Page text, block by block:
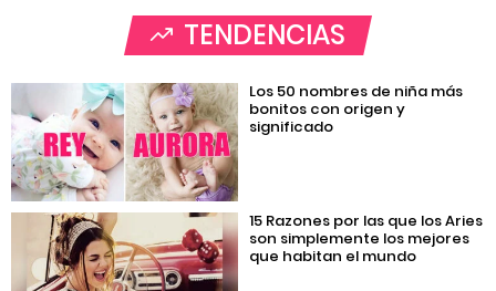
TENDENCIAS
Los 50 nombres de niña más
bonitos con origen y
significado
15 Razones por las que los Aries
son simplemente los mejores
que habitan el mundo